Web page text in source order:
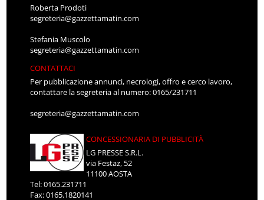
Roberta Prodoti
segreteria@gazzettamatin.com
Stefania Muscolo
segreteria@gazzettamatin.com
CONTATTACI
Per pubblicazione annunci, necrologi, offro e cerco lavoro,
contattare la segreteria al numero: 0165/231711
segreteria@gazzettamatin.com
CONCESSIONARIA DI PUBBLICITÀ
LG PRESSE S.R.L.
via Festaz, 52
11100 AOSTA
Tel: 0165.231711
Fax: 0165.1820141